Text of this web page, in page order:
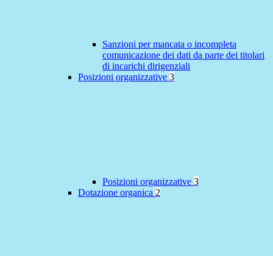
Sanzioni per mancata o incompleta
comunicazione dei dati da parte dei titolari
di incarichi dirigenziali
Posizioni organizzative 3
Posizioni organizzative 3
Dotazione organica 2